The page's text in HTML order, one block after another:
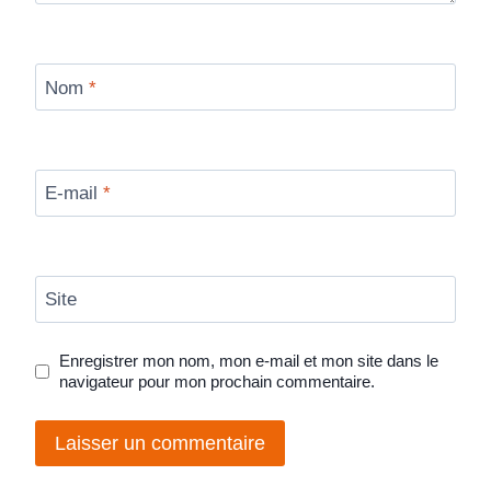
Nom *
E-mail *
Site
Enregistrer mon nom, mon e-mail et mon site dans le
navigateur pour mon prochain commentaire.